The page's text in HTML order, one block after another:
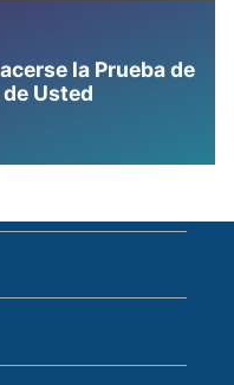
la Prueba de
Usted